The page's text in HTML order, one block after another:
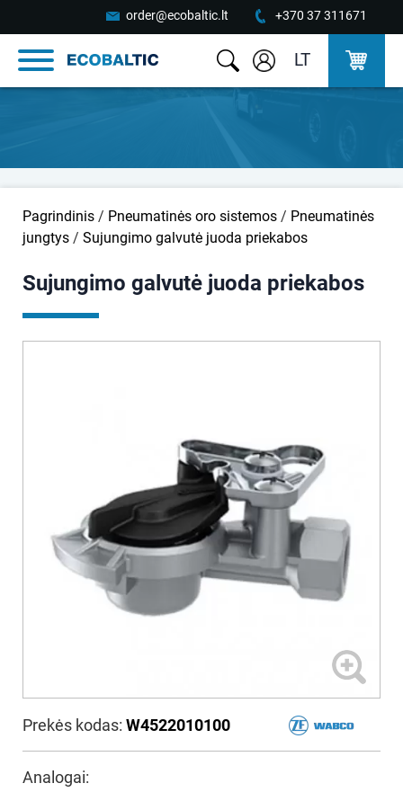
order@ecobaltic.lt +370 37 311671
LT
Pagrindinis / Pneumatinės oro sistemos / Pneumatinės
jungtys / Sujungimo galvutė juoda priekabos
Sujungimo galvutė juoda priekabos
Prekės kodas: W4522010100
Analogai: